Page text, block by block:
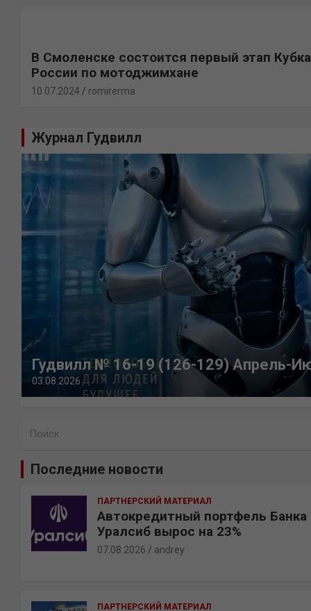
В Смоленске состоится первый этап Кубка
России по мотоджимхане
10.07.2024 romirerma
Журнал Гудвилл
Гудвилл № 16-19 (126-129) Апрель-
03.08.2026
Последние новости
ПАРТНЕРСКИЙ МАТЕРИАЛ
Автокредитный портфель Банка
Уралсиб вырос на 23%
07.08.2026 andrey
ПАРТНЕРСКИЙ МАТЕРИАЛ